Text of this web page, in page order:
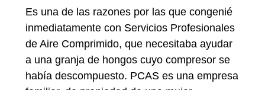
Es una de las razones por las que congenié
inmediatamente con Servicios Profesionales
de Aire Comprimido, que necesitaba ayudar
a una granja de hongos cuyo compresor se
había descompuesto. PCAS es una empresa